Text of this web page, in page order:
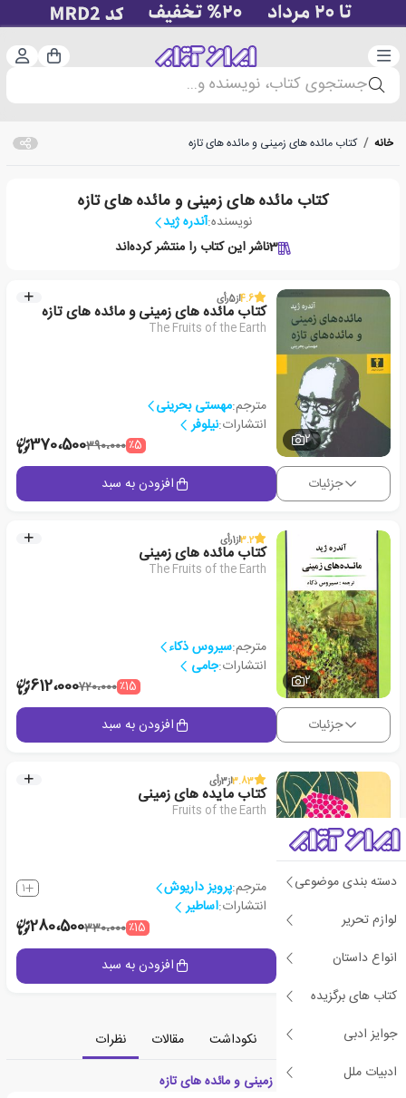
دسته‌بندی سبد
جستجوی کتاب، نویسنده و...
دسته بندی موضوعی
لوازم تحریر
انواع داستان
کتاب های برگزیده
جوایز ادبی
ادبیات ملل
خانه / کتاب مائده های زمینی و مائده های تازه
کتاب مائده های زمینی و مائده های تازه
نویسنده:آندره ژید
3ناشر این کتاب را منتشر کرده‌اند
2
4.6از5رأی
کتاب مائده های زمینی و مائده های تازه
The Fruits of the Earth
مترجم:مهستی بحرینی
انتشارات:نیلوفر
٪5390،000370،500
جزئیات افزودن به سبد
2
3.2از1رأی
کتاب مائده های زمینی
The Fruits of the Earth
مترجم:سیروس ذکاء
انتشارات:جامی
٪15720،000612،000
جزئیات افزودن به سبد
3.83از3رأی
کتاب مایده های زمینی
Fruits of the Earth
مترجم:پرویز داریوش 1
انتشارات:اساطیر
٪15330،000280،500
جزئیات افزودن به سبد
معرفی دسته‌بندی نکوداشت مقالات
نظرات
معرفی کتاب مائده های زمینی و مائده های تازه